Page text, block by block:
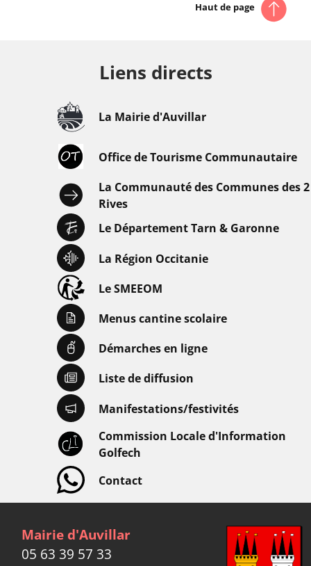
Haut de page
Liens directs
La Mairie d'Auvillar
Office de Tourisme Communautaire
La Communauté des Communes des 2
Rives
Le Département Tarn & Garonne
La Région Occitanie
Le SMEEOM
Menus cantine scolaire
Démarches en ligne
Liste de diffusion
Manifestations/festivités
Commission Locale d'Information
Golfech
Contact
Mairie d'Auvillar
05 63 39 57 33